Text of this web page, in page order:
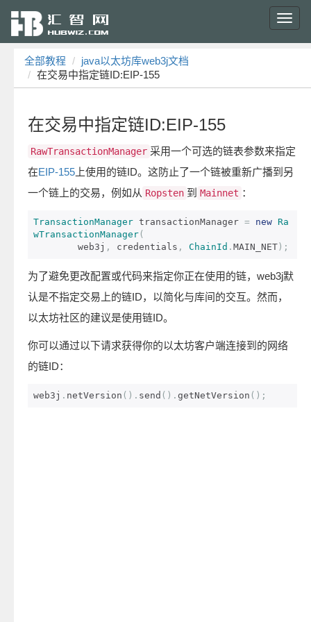
全部教程
java以太坊库web3j文档
在交易中指定链ID:EIP-155
在交易中指定链ID:EIP-155
RawTransactionManager 采用一个可选的链表参数来指定
在EIP-155 上使用的链ID。这防止了一个链被重新广播到另
一个链上的交易，例如从 Ropsten 到 Mainnet ：
TransactionManager transactionManager = new Ra
wTransactionManager(
        web3j
, credentials , ChainId . MAIN_NET );
为了避免更改配置或代码来指定你正在使用的链，web3j默
认是不指定交易上的链ID，以简化与库间的交互。然而，
以太坊社区的建议是使用链ID。
你可以通过以下请求获得你的以太坊客户端连接到的网络
的链ID：
web3j . netVersion (). send (). getNetVersion ();